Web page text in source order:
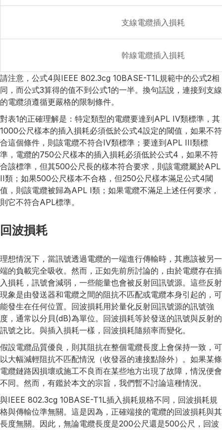
支線電纜插入損耗
幹線電纜插入損耗
請注意，公式4與IEEE 802.3cg 10BASE-T1L規範中的公式2相
同，而公式3算得的值不到公式1的一半。換句話說，連接到支線
的電纜須遵循更嚴格的限制條件。
對表1的正確理解是：特定類型的電纜要達到APL IV類標準，其
1000公尺樣本的插入損耗必須低於公式4設定的閾值，如果不符
合這個條件，則該電纜不符合IV類標準；要達到APL III類標
準，電纜的750公尺樣本的插入損耗必須低於公式4，如果不符
合該標準，但其500公尺長的樣本符合要求，則該電纜屬於APL
II類；如果500公尺樣本不合格，但250公尺樣本滿足公式4閾
值，則該電纜被歸為APL I類；如果電纜不滿足上述任何要求，
則它不符合APL標準。
回波損耗
理想情況下，當訊號透過電纜的一端進行傳輸時，其應該被另一
端的負載完全吸收。然而，正如先前所討論的，由於電纜存在插
入損耗，訊號會減弱，一些能量也會被反射回訊號源。這些反射
現象是由發送器和電纜之間的阻抗不匹配或電纜本身引起的，可
能發生在任何位置。回波損耗用於量化反射回訊號源的訊號強
度，通常以分貝(dB)為單位。回波損耗等於發送的訊號與反射的
訊號之比。與插入損耗一樣，回波損耗隨頻率而變化。
假設電纜品質優良，則其阻抗在整個電纜長度上會保持一致，可
以大幅減輕阻抗不匹配情況（收發器的連接點除外）。如果某條
電纜鏈路因損壞或施工不良而在某些地方出現了故障，情況便會
不同。然而，有鑑於本文的宗旨，我們暫不討論這種情況。
與IEEE 802.3cg 10BASE-T1L插入損耗規格不同，回波損耗規
格與傳輸位準無關。這是因為，正確端接的電纜的回波損耗與其
長度無關。因此，無論電纜長度是200公尺還是500公尺，回波